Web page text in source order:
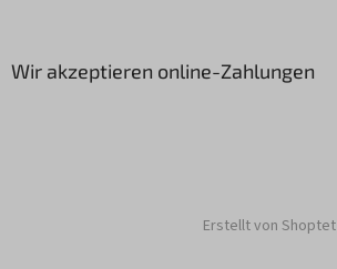
Wir akzeptieren online-Zahlungen
Erstellt von Shoptet